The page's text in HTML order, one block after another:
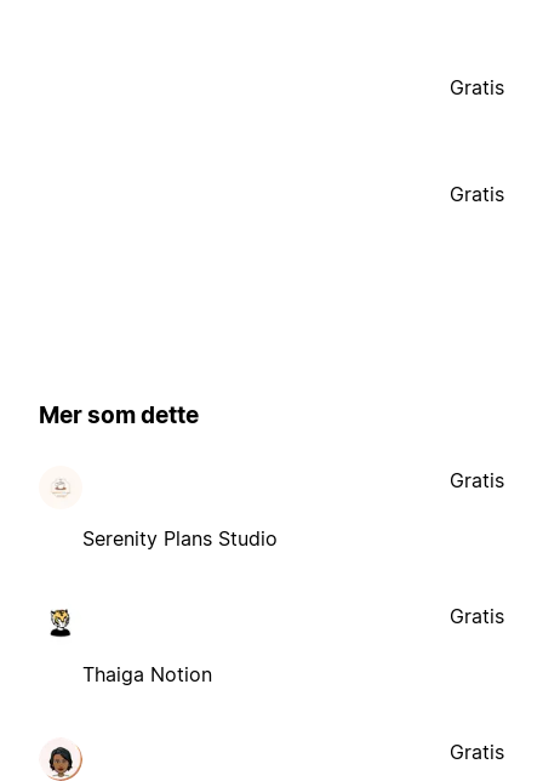
Gratis
Gratis
Mer som dette
Serenity Plans Studio
Gratis
Thaiga Notion
Gratis
Gratis